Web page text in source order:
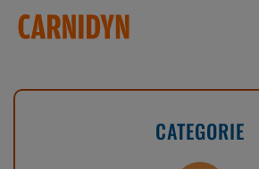
CATEGORIE